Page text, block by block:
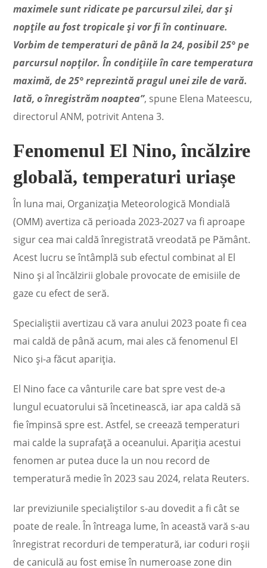
maximele sunt ridicate pe parcursul zilei, dar și
nopțile au fost tropicale și vor fi în continuare.
Vorbim de temperaturi de până la 24, posibil 25° pe
parcursul nopților. În condițiile în care temperatura
maximă, de 25° reprezintă pragul unei zile de vară.
Iată, o înregistrăm noaptea”, spune Elena Mateescu,
directorul ANM, potrivit Antena 3.
Fenomenul El Nino, încălzire
globală, temperaturi uriașe
În luna mai, Organizaţia Meteorologică Mondială
(OMM) avertiza că perioada 2023-2027 va fi aproape
sigur cea mai caldă înregistrată vreodată pe Pământ.
Acest lucru se întâmplă sub efectul combinat al El
Nino şi al încălzirii globale provocate de emisiile de
gaze cu efect de seră.
Specialiștii avertizau că vara anului 2023 poate fi cea
mai caldă de până acum, mai ales că fenomenul El
Nico și-a făcut apariția.
El Nino face ca vânturile care bat spre vest de-a
lungul ecuatorului să încetinească, iar apa caldă să
fie împinsă spre est. Astfel, se creează temperaturi
mai calde la suprafață a oceanului. Apariția acestui
fenomen ar putea duce la un nou record de
temperatură medie în 2023 sau 2024, relata Reuters.
Iar previziunile specialiștilor s-au dovedit a fi cât se
poate de reale. În întreaga lume, în această vară s-au
înregistrat recorduri de temperatură, iar coduri roșii
de caniculă au fost emise în numeroase zone din